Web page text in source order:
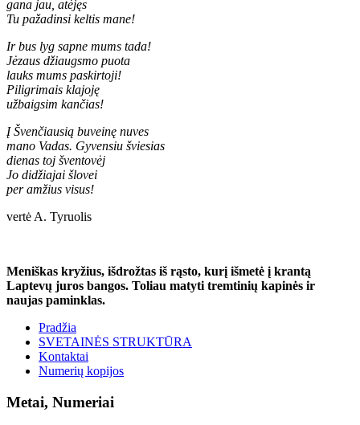
gana jau, atėjęs
Tu pažadinsi keltis mane!
Ir bus lyg sapne mums tada!
Jėzaus džiaugsmo puota
lauks mums paskirtoji!
Piligrimais klajoję
užbaigsim kančias!
Į Švenčiausią buveinę nuves
mano Vadas. Gyvensiu šviesias
dienas toj šventovėj
Jo didžiajai šlovei
per amžius visus!
vertė A. Tyruolis
Meniškas kryžius, išdrožtas iš rąsto, kurį išmetė į krantą
Laptevų juros bangos. Toliau matyti tremtinių kapinės ir
naujas paminklas.
Pradžia
SVETAINĖS STRUKTŪRA
Kontaktai
Numerių kopijos
Metai, Numeriai